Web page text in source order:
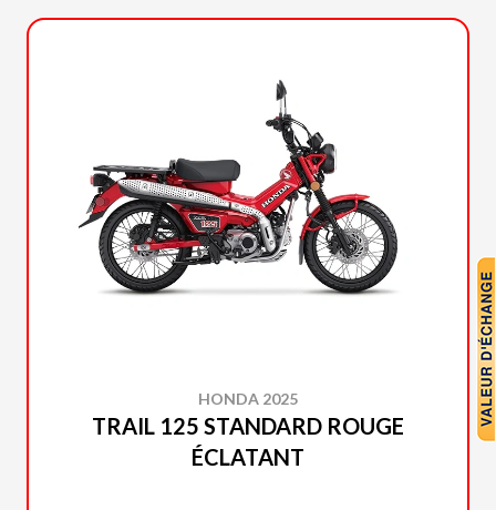
HONDA 2025
TRAIL 125 STANDARD ROUGE
ÉCLATANT